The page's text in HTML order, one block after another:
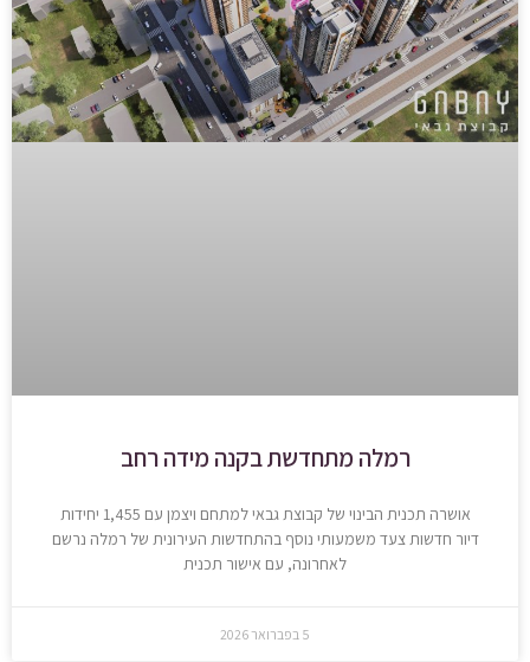
רמלה מתחדשת בקנה מידה רחב
אושרה תכנית הבינוי של קבוצת גבאי למתחם ויצמן עם 1,455 יחידות
דיור חדשות צעד משמעותי נוסף בהתחדשות העירונית של רמלה נרשם
לאחרונה, עם אישור תכנית
5 בפברואר 2026